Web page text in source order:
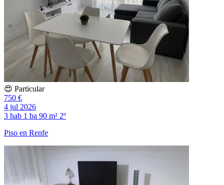
😍 Particular
750 €
4 jul 2026
3 hab 1 ba 90 m² 2º
Piso en Renfe